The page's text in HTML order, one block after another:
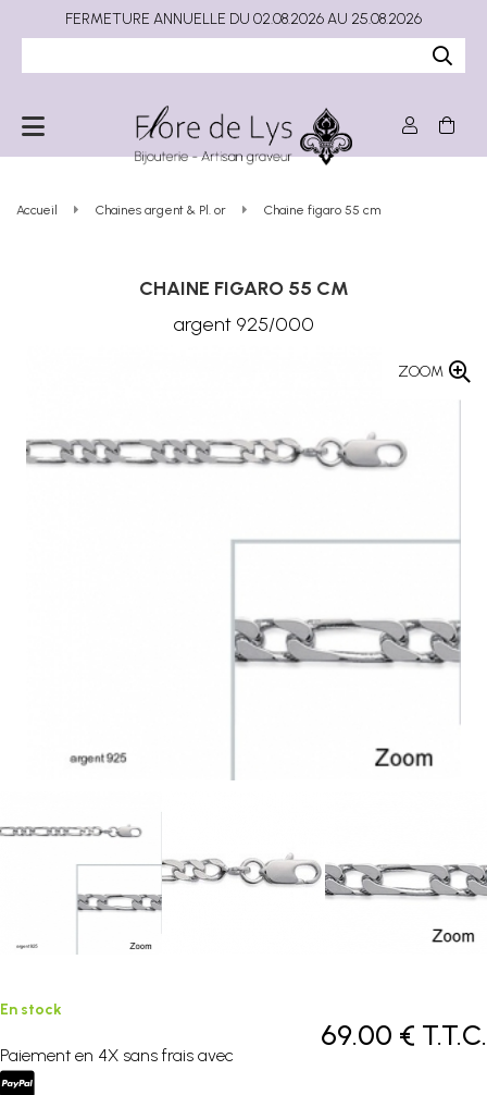
Accueil Chaines argent & Pl. or Chaine figaro 55 cm
CHAINE FIGARO 55 CM
argent 925/000
ZOOM
69.00 € T.T.C.
En stock
Paiement en 4X sans frais avec
FERMETURE ANNUELLE DU 02.08.2026 AU 25.08.2026